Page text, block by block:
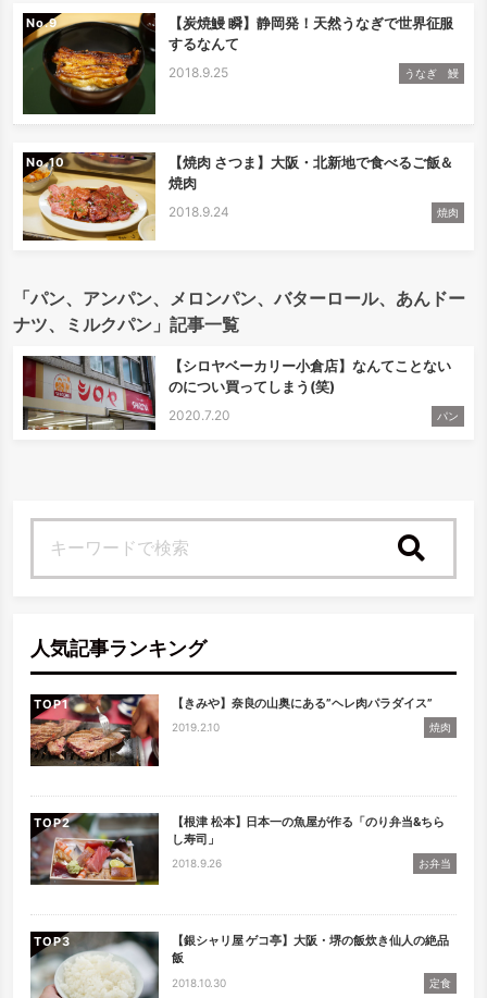
No.
【炭焼鰻 瞬】静岡発！天然うなぎで世界征服
するなんて
2018.9.25 うなぎ 鰻
No.
【焼肉 さつま】大阪・北新地で食べるご飯＆
焼肉
2018.9.24 焼肉
「パン、アンパン、メロンパン、バターロール、あんドー
ナツ、ミルクパン」記事一覧
【シロヤベーカリー小倉店】なんてことない
のについ買ってしまう(笑)
2020.7.20 パン
人気記事ランキング
TOP 【きみや】奈良の山奥にある”ヘレ肉パラダイス”
2019.2.10 焼肉
TOP
【根津 松本】日本一の魚屋が作る「のり弁当&ちら
し寿司」
2018.9.26 お弁当
TOP
【銀シャリ屋 ゲコ亭】大阪・堺の飯炊き仙人の絶品
飯
2018.10.30 定食